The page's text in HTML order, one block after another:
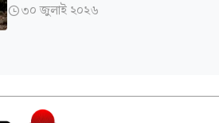
৩০ জুলাই ২০২৬